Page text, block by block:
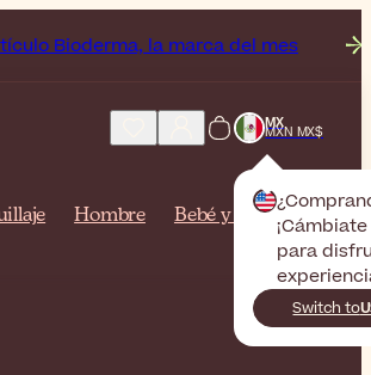
la marca del mes Envío
MX
MXN MX$
para
Switch to
Hombre Bebé y mamá